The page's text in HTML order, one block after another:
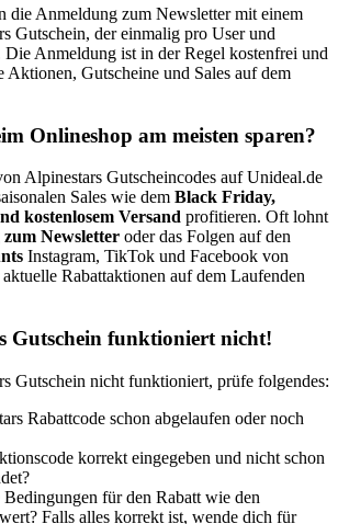
die Anmeldung zum Newsletter mit einem
Gutschein, der einmalig pro User und
Anmeldung ist in der Regel kostenfrei und
Aktionen, Gutscheine und Sales auf dem
Onlineshop am meisten sparen?
Alpinestars Gutscheincodes auf Unideal.de
Sales wie dem Black Friday,
kostenlosem Versand profitieren. Oft lohnt
Newsletter oder das Folgen auf den
Instagram, TikTok und Facebook von
Rabattaktionen auf dem Laufenden
Gutschein funktioniert nicht!
Gutschein nicht funktioniert, prüfe folgendes:
Rabattcode schon abgelaufen oder noch
korrekt eingegeben und nicht schon
für den Rabatt wie den
Falls alles korrekt ist, wende dich für